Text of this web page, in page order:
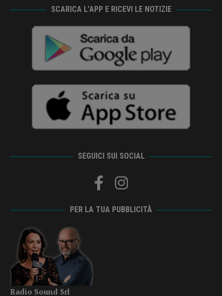
SCARICA L’APP E RICEVI LE NOTIZIE
SEGUICI SUI SOCIAL
PER LA TUA PUBBLICITÀ
Radio Sound Srl